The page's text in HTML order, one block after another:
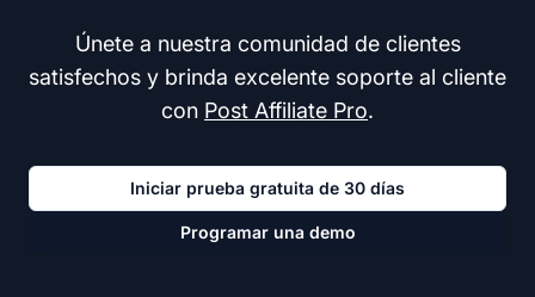
Únete a nuestra comunidad de clientes
satisfechos y brinda excelente soporte al cliente
con Post Affiliate Pro.
Iniciar prueba gratuita de 30 días
Programar una demo